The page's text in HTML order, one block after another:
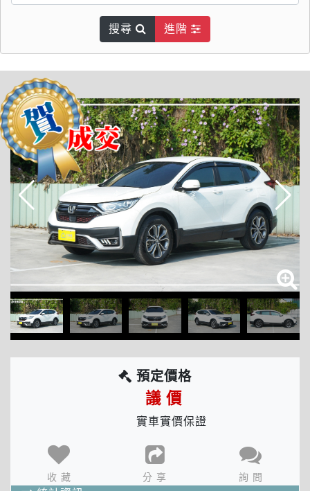
搜尋 進階
預定價格
議 價
實車實價保證
收 藏 分 享 詢 問
確 定
商品統計資訊
出價人數 : 1 人
分享次數 : 6 次